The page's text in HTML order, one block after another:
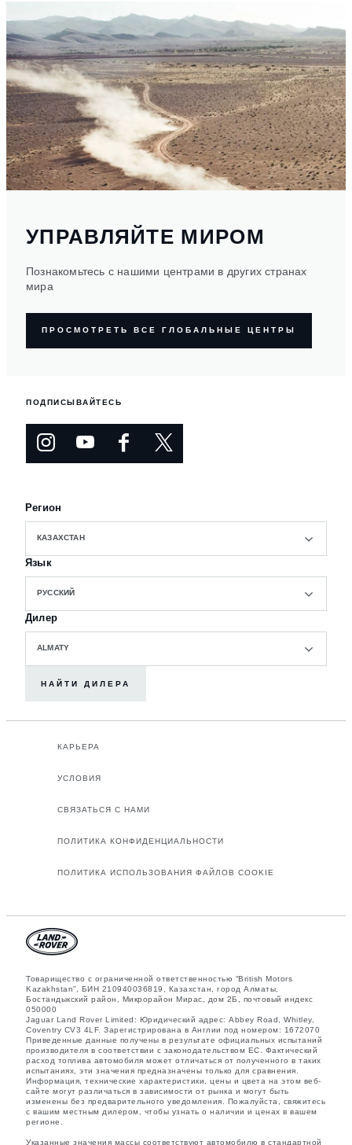
УПРАВЛЯЙТЕ МИРОМ
Познакомьтесь с нашими центрами в других странах
мира
ПРОСМОТРЕТЬ ВСЕ ГЛОБАЛЬНЫЕ ЦЕНТРЫ
ПОДПИСЫВАЙТЕСЬ
Регион
КАЗАХСТАН
Язык
РУССКИЙ
Дилер
ALMATY
НАЙТИ ДИЛЕРА
КАРЬЕРА
УСЛОВИЯ
СВЯЗАТЬСЯ С НАМИ
ПОЛИТИКА КОНФИДЕНЦИАЛЬНОСТИ
ПОЛИТИКА ИСПОЛЬЗОВАНИЯ ФАЙЛОВ COOKIE
Товарищество с ограниченной ответственностью “British Motors
Kazakhstan”, БИН 210940036819, Казахстан, город Алматы,
Бостандыкский район, Микрорайон Мирас, дом 2Б, почтовый индекс
050000
Jaguar Land Rover Limited: Юридический адрес: Abbey Road, Whitley,
Coventry CV3 4LF. Зарегистрирована в Англии под номером: 1672070
Приведенные данные получены в результате официальных испытаний
производителя в соответствии с законодательством ЕС. Фактический
расход топлива автомобиля может отличаться от полученного в таких
испытаниях, эти значения предназначены только для сравнения.
Информация, технические характеристики, цены и цвета на этом веб-
сайте могут различаться в зависимости от рынка и могут быть
изменены без предварительного уведомления. Пожалуйста, свяжитесь
с вашим местным дилером, чтобы узнать о наличии и ценах в вашем
регионе.
Указанные значения массы соответствуют автомобилю в стандартной